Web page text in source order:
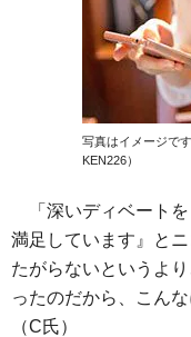
写真はイメージで
KEN226）
「深いディベート
満足しています』と
たがらないというよ
ったのだから、こん
（C氏）